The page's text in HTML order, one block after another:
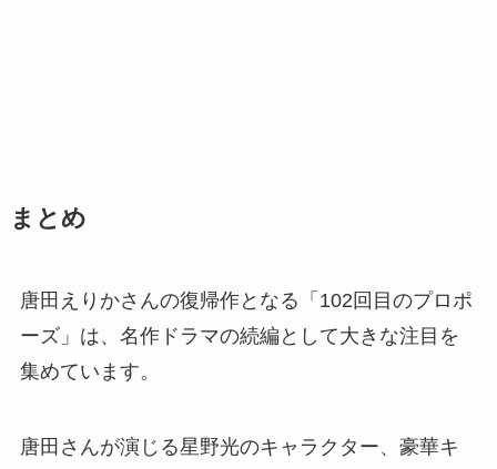
まとめ
唐田えりかさんの復帰作となる「102回目のプロポ
ーズ」は、名作ドラマの続編として大きな注目を
集めています。
唐田さんが演じる星野光のキャラクター、豪華キ